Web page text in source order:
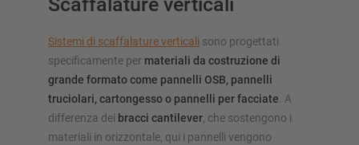
Scaffalature verticali
Sistemi di scaffalature verticali sono progettati
specificamente per materiali da costruzione di
grande formato come pannelli OSB, pannelli
truciolari, cartongesso o pannelli per facciate. A
differenza dei bracci cantilever, che sostengono i
materiali in orizzontale, qui i pannelli vengono